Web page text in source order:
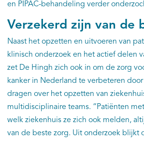
en PIPAC-behandeling verder
Verzekerd zijn van de
Naast het opzetten en uitvoeren van
klinisch onderzoek en het actief delen
zet De Hingh zich ook in om de zorg
kanker in Nederland te verbeteren
dragen over het opzetten van
multidisciplinaire teams. “Patiënten
welk ziekenhuis ze zich ook melden,
van de beste zorg. Uit onderzoek blijkt